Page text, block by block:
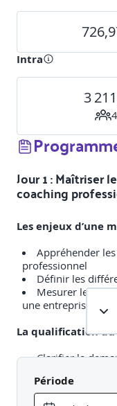
Intra
3
4
Jour 1 : Maîtriser
coaching
Les enjeux d’une
Appréhender
professionnel
Définir les
Mesurer les
une entreprise
La qualification du
Clarifier la
Faire un état des
Comprendre la
Période